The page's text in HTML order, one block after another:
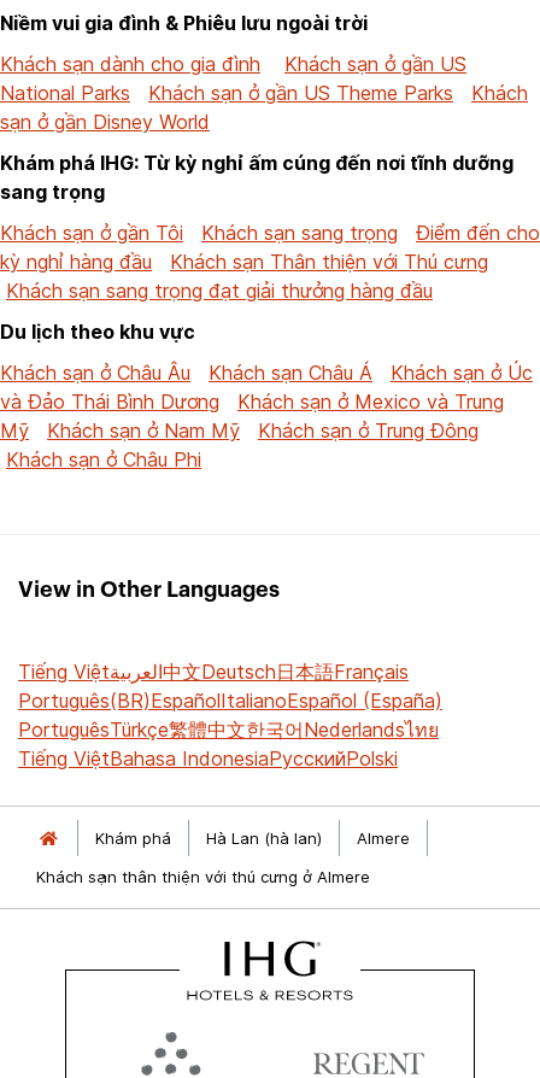
Niềm vui gia đình & Phiêu lưu ngoài trời
Khách sạn dành cho gia đình
Khách sạn ở gần US
National Parks
Khách sạn ở gần US Theme Parks
Khách
sạn ở gần Disney World
Khám phá IHG: Từ kỳ nghỉ ấm cúng đến nơi tĩnh dưỡng
sang trọng
Khách sạn ở gần Tôi
Khách sạn sang trọng
Điểm đến cho
kỳ nghỉ hàng đầu
Khách sạn Thân thiện với Thú cưng
Khách sạn sang trọng đạt giải thưởng hàng đầu
Du lịch theo khu vực
Khách sạn ở Châu Âu
Khách sạn Châu Á
Khách sạn ở Úc
và Đảo Thái Bình Dương
Khách sạn ở Mexico và Trung
Mỹ
Khách sạn ở Nam Mỹ
Khách sạn ở Trung Đông
Khách sạn ở Châu Phi
View in Other Languages
Tiếng Việtالعربية中文Deutsch日本語Français
Português(BR)EspañolItalianoEspañol (España)
PortuguêsTürkçe繁體中文한국어Nederlandsไทย
Tiếng ViệtBahasa IndonesiaРусскийPolski
Khám phá Hà Lan (hà lan)
Almere
Khách sạn thân thiện với thú cưng ở Almere